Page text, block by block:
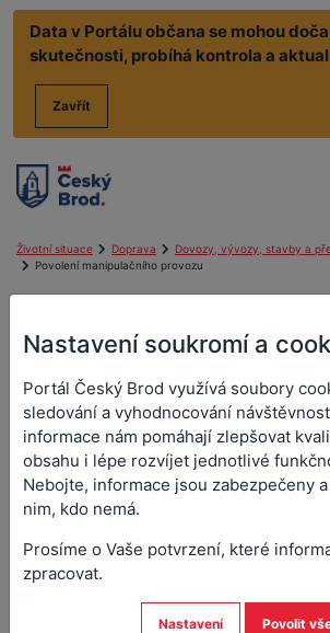
Data v Portálu občana se mohou
skutečnosti, probíhá kontrola a
Zavřít
Životní situace Doprava
Dovozy, vývozy, stavby a
Povolení manipulačního provozu
provozu
Jestliže chcetepřevážet vozidlo,které
silničních vozidel, za účelem prodeje,
vyřazené z provozu, musíte mít
manipulačnímu provozu.
Žádost o povolení manipulačního
úřadobce s rozšířenou působností
provoz povolí, vydá vám spolu s
zvláštní registrační značky určené k
Jako výrobce, dovozce, prodejce
dodržovat následující podmínky:
Nastavení soukromí a
Portál Český Brod využívá soubory
sledování a vyhodnocování
informace nám pomáhají zlepšovat
obsahu i lépe rozvíjet jednotlivé
Nebojte, informace jsou zabezpečeny
nim, kdo nemá.
Prosíme o Vaše potvrzení, které
zpracovat.
Nastavení Povolit